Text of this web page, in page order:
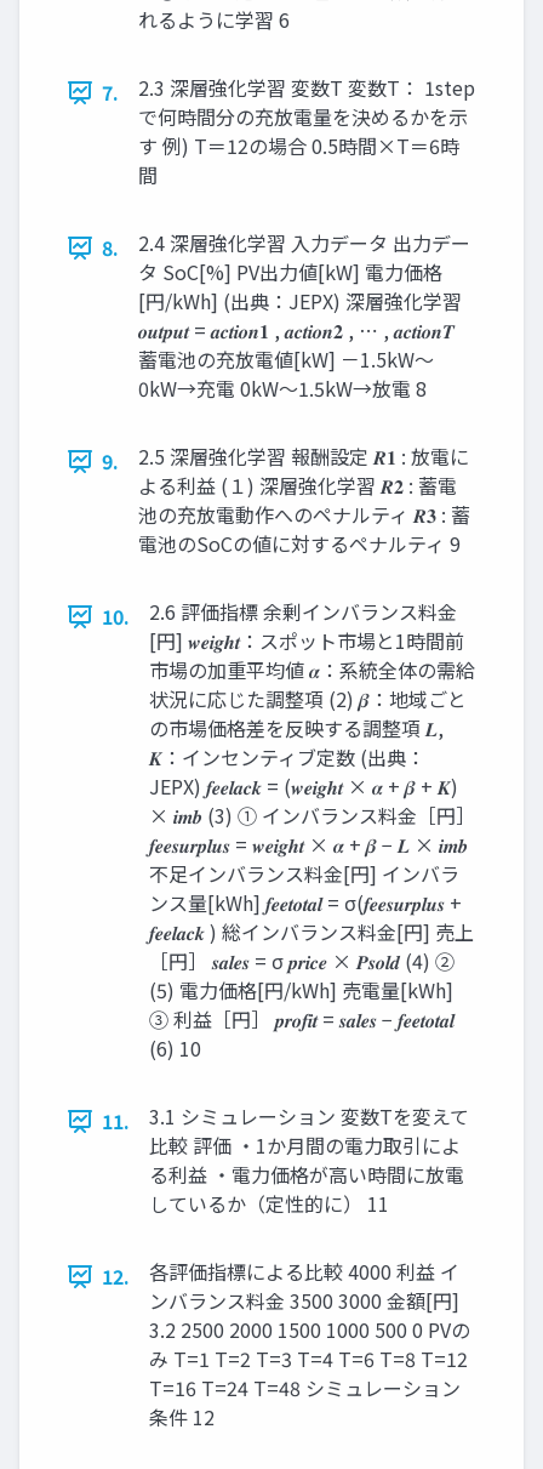
れるように学習 6
7.
2.3 深層強化学習 変数T 変数T： 1step
で何時間分の充放電量を決めるかを示
す 例) T＝12の場合 0.5時間×T＝6時
間
8.
2.4 深層強化学習 入力データ 出力デー
タ SoC[%] PV出力値[kW] 電力価格
[円/kWh] (出典：JEPX) 深層強化学習
𝒐𝒖𝒕𝒑𝒖𝒕 = 𝒂𝒄𝒕𝒊𝒐𝒏𝟏 , 𝒂𝒄𝒕𝒊𝒐𝒏𝟐 , ⋯ , 𝒂𝒄𝒕𝒊𝒐𝒏𝑻
蓄電池の充放電値[kW] －1.5kW～
0kW→充電 0kW～1.5kW→放電 8
9.
2.5 深層強化学習 報酬設定 𝑹𝟏 : 放電に
よる利益 (１) 深層強化学習 𝑹𝟐 : 蓄電
池の充放電動作へのペナルティ 𝑹𝟑 : 蓄
電池のSoCの値に対するペナルティ 9
10.
2.6 評価指標 余剰インバランス料金
[円] 𝒘𝒆𝒊𝒈𝒉𝒕：スポット市場と1時間前
市場の加重平均値 𝜶：系統全体の需給
状況に応じた調整項 (2) 𝜷：地域ごと
の市場価格差を反映する調整項 𝑳,
𝑲：インセンティブ定数 (出典：
JEPX) 𝒇𝒆𝒆𝒍𝒂𝒄𝒌 = (𝒘𝒆𝒊𝒈𝒉𝒕 × 𝜶 + 𝜷 + 𝑲)
× 𝒊𝒎𝒃 (3) ① インバランス料金［円］
𝒇𝒆𝒆𝒔𝒖𝒓𝒑𝒍𝒖𝒔 = 𝒘𝒆𝒊𝒈𝒉𝒕 × 𝜶 + 𝜷 − 𝑳 × 𝒊𝒎𝒃
不足インバランス料金[円] インバラ
ンス量[kWh] 𝒇𝒆𝒆𝒕𝒐𝒕𝒂𝒍 = σ(𝒇𝒆𝒆𝒔𝒖𝒓𝒑𝒍𝒖𝒔 +
𝒇𝒆𝒆𝒍𝒂𝒄𝒌 ) 総インバランス料金[円] 売上
［円］ 𝒔𝒂𝒍𝒆𝒔 = σ 𝒑𝒓𝒊𝒄𝒆 × 𝑷𝒔𝒐𝒍𝒅 (4) ②
(5) 電力価格[円/kWh] 売電量[kWh]
③ 利益［円］ 𝒑𝒓𝒐𝒇𝒊𝒕 = 𝒔𝒂𝒍𝒆𝒔 − 𝒇𝒆𝒆𝒕𝒐𝒕𝒂𝒍
(6) 10
11.
3.1 シミュレーション 変数Tを変えて
比較 評価 ・1か月間の電力取引によ
る利益 ・電力価格が高い時間に放電
しているか（定性的に） 11
12.
各評価指標による比較 4000 利益 イ
ンバランス料金 3500 3000 金額[円]
3.2 2500 2000 1500 1000 500 0 PVの
み T=1 T=2 T=3 T=4 T=6 T=8 T=12
T=16 T=24 T=48 シミュレーション
条件 12